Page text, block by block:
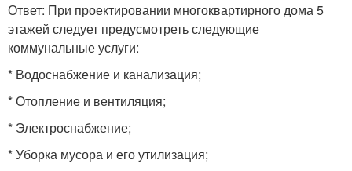
Ответ: При проектировании многоквартирного дома 5
этажей следует предусмотреть следующие
коммунальные услуги:
* Водоснабжение и канализация;
* Отопление и вентиляция;
* Электроснабжение;
* Уборка мусора и его утилизация;